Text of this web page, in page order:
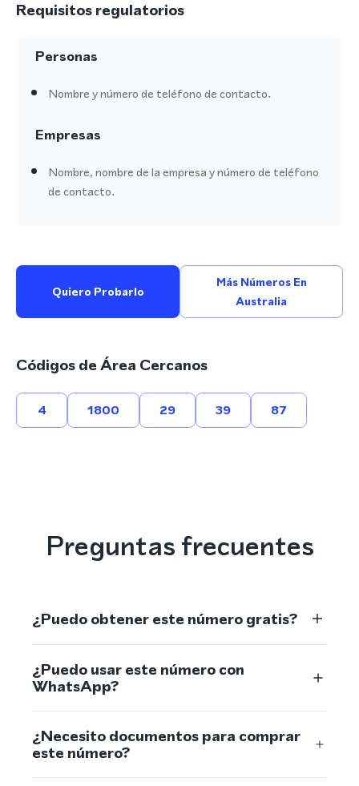
Requisitos regulatorios
Personas
Nombre y número de teléfono de contacto.
Empresas
Nombre, nombre de la empresa y número de teléfono
de contacto.
Quiero Probarlo
Más Números En
Australia
Códigos de Área Cercanos
4 1800 29 39 87
Preguntas frecuentes
¿Puedo obtener este número gratis?
¿Puedo usar este número con
WhatsApp?
¿Necesito documentos para comprar
este número?